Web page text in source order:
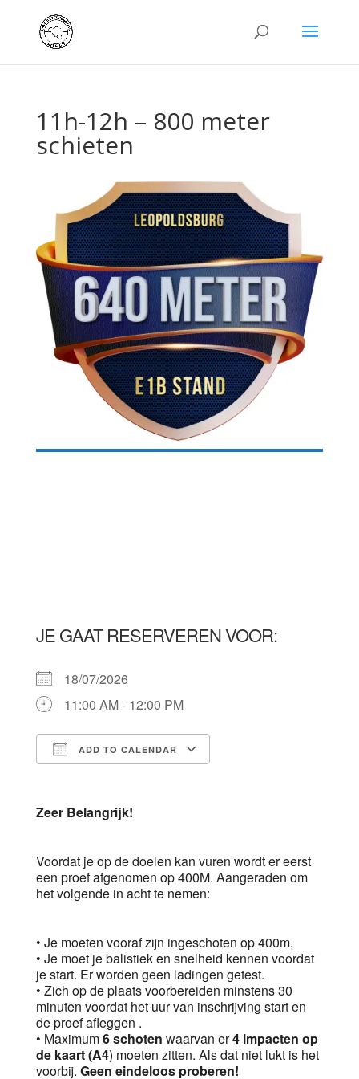
11h-12h – 800 meter
schieten
JE GAAT RESERVEREN VOOR:
18/07/2026
11:00 AM - 12:00 PM
ADD TO CALENDAR
Zeer Belangrijk!
Voordat je op de doelen kan vuren wordt er eerst
een proef afgenomen op 400M. Aangeraden om
het volgende in acht te nemen:
• Je moeten vooraf zijn ingeschoten op 400m,
• Je moet je balistiek en snelheid kennen voordat
je start. Er worden geen ladingen getest.
• Zich op de plaats voorbereiden minstens 30
minuten voordat het uur van inschrijving start en
de proef afleggen .
• Maximum6 schoten waarvan er4 impacten op
de kaart (A4) moeten zitten. Als dat niet lukt is het
voorbij. Geen eindeloos proberen!